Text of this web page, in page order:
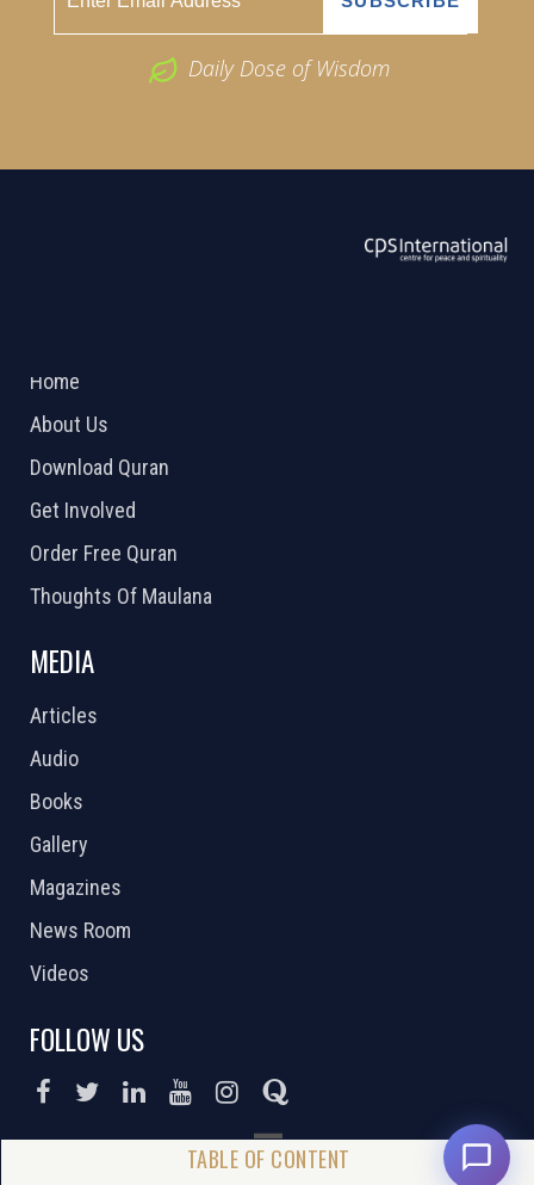
Daily Dose of Wisdom
Home
About Us
Download Quran
Get Involved
Order Free Quran
Thoughts Of Maulana
MEDIA
Articles
Audio
Books
Gallery
Magazines
News Room
Videos
FOLLOW US
DONATE NOW